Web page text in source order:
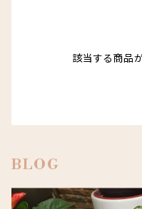
該当する商品
BLOG